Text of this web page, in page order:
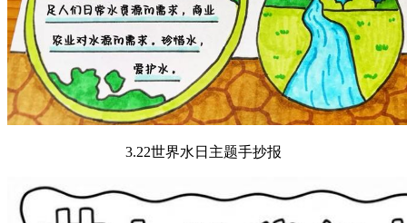
3.22世界水日主题手抄报